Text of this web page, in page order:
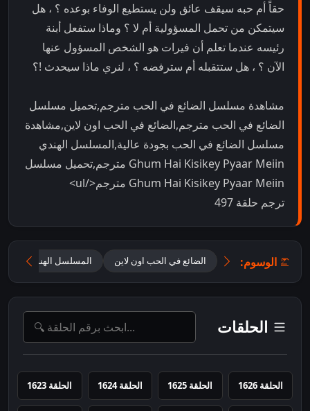
حقاً أم حبه سيقف عائق ولن يستطيع الوفاء بوعده ؟ ، هل
سيتمكن من تحمل المسؤولية أم لا ؟ وماذا ستفعل أبنة
رئيسه عندما تعلم أن فيرات هو الشخص المسؤول عنها
الآن ؟ ، هل ستتقبله أم سترفضه ؟ ، لنري ماذا سيحدث !؟
مشاهدة مسلسل الضائع في الحب مترجم,تحميل مسلسل
الضائع في الحب مترجم,الضائع في الحب اون لاين,مشاهدة
مسلسل الضائع في الحب بجودة عالية,المسلسل الهندي
Ghum Hai Kisikey Pyaar Meiin مترجم,تحميل مسلسل
Ghum Hai Kisikey Pyaar Meiin مترجم</ul>
ترجم حلقة 497
الوسوم: الضائع في الحب اون لاين المسلسل الهندي Ghum Hai Kisikey Pyaar Meiin مترجم
الحلقات
الحلقة 1626 الحلقة 1625 الحلقة 1624 الحلقة 1623